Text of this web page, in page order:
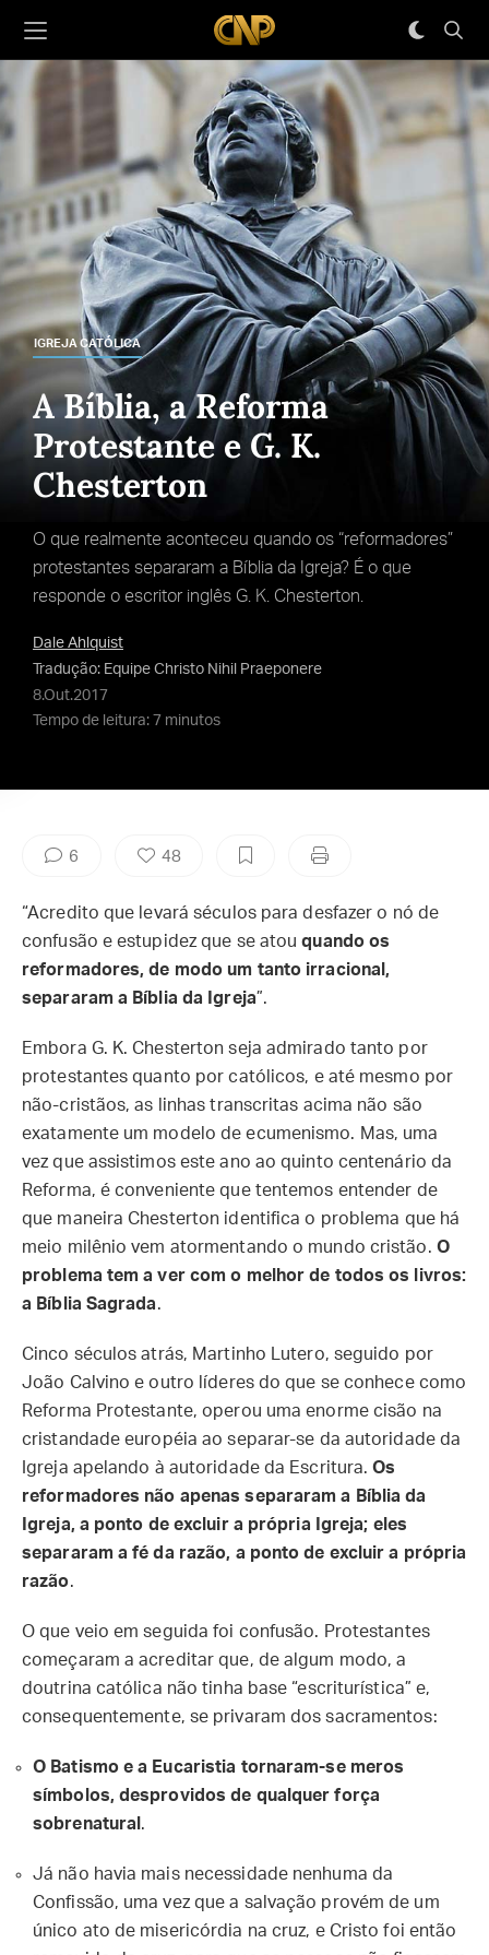
IGREJA CATÓLICA
A Bíblia, a Reforma
Protestante e G. K.
Chesterton
O que realmente aconteceu quando os “reformadores”
protestantes separaram a Bíblia da Igreja? É o que
responde o escritor inglês G. K. Chesterton.
Dale Ahlquist
Tradução: Equipe Christo Nihil Praeponere
8.Out.2017
Tempo de leitura: 7 minutos
6 48
“Acredito que levará séculos para desfazer o nó de
confusão e estupidez que se atouquando os
reformadores, de modo um tanto irracional,
separaram a Bíblia da Igreja”.
Embora G. K. Chesterton seja admirado tanto por
protestantes quanto por católicos, e até mesmo por
não-cristãos, as linhas transcritas acima não são
exatamente um modelo de ecumenismo. Mas, uma
vez que assistimos este ano ao quinto centenário da
Reforma, é conveniente que tentemos entender de
que maneira Chesterton identifica o problema que há
meio milênio vem atormentando o mundo cristão. O
problema tem a ver com o melhor de todos os livros:
a Bíblia Sagrada.
Cinco séculos atrás, Martinho Lutero, seguido por
João Calvino e outro líderes do que se conhece como
Reforma Protestante, operou uma enorme cisão na
cristandade européia ao separar-se da autoridade da
Igreja apelando à autoridade da Escritura.Os
reformadores não apenas separaram a Bíblia da
Igreja, a ponto de excluir a própria Igreja; eles
separaram a fé da razão, a ponto de excluir a própria
razão.
O que veio em seguida foi confusão. Protestantes
começaram a acreditar que, de algum modo, a
doutrina católica não tinha base “escriturística” e,
consequentemente, se privaram dos sacramentos:
O Batismo e a Eucaristia tornaram-se meros
símbolos, desprovidos de qualquer força
sobrenatural .
Já não havia mais necessidade nenhuma da
Confissão, uma vez que a salvação provém de um
único ato de misericórdia na cruz, e Cristo foi então